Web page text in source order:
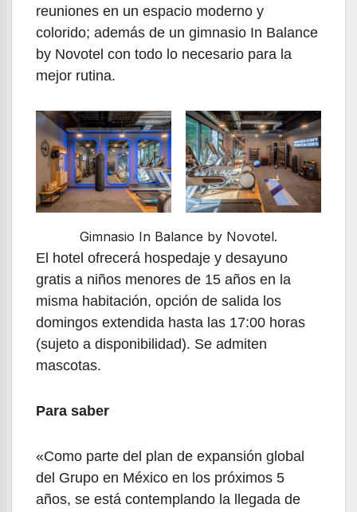
reuniones en un espacio moderno y
colorido; además de un gimnasio In Balance
by Novotel con todo lo necesario para la
mejor rutina.
Gimnasio In Balance by Novotel.
El hotel ofrecerá hospedaje y desayuno
gratis a niños menores de 15 años en la
misma habitación, opción de salida los
domingos extendida hasta las 17:00 horas
(sujeto a disponibilidad). Se admiten
mascotas.
Para saber
«Como parte del plan de expansión global
del Grupo en México en los próximos 5
años, se está contemplando la llegada de